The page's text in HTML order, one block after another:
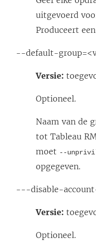
uitgevoerd
Produceert
--default-
Versie:
Optioneel.
Naam van de
tot Tableau
moet --
opgegeven.
---disable-
Versie:
Optioneel.